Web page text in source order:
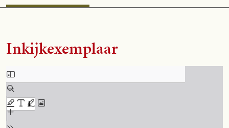
Inkijkexemplaar
Skip to PDF content